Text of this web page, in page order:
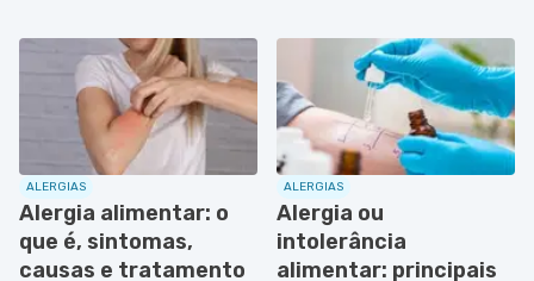
ALERGIAS
Alergia alimentar: o
que é, sintomas,
causas e tratamento
ALERGIAS
Alergia ou
intolerância
alimentar: principais